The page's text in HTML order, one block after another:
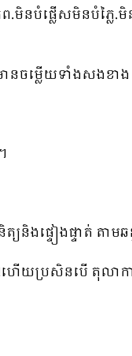
មិនបំផ្លើសមិនបំភ្លៃ.
នចម្លើយទាំងសងខា
ងផ្ទៀងផ្ទាត់ តាមឆ
ើយប្រសិនបើ តុលា